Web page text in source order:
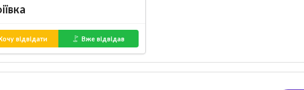
відвідати Вже відвідав